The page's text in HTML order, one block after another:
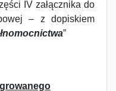
IV załącznika do
– z dopiskiem
”